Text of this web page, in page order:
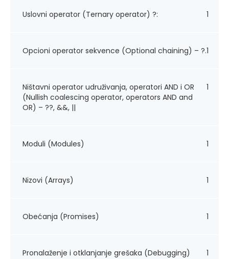
Uslovni operator (Ternary operator) ?: 1
Opcioni operator sekvence (Optional chaining) – ?.1
Ništavni operator udruživanja, operatori AND i OR
(Nullish coalescing operator, operators AND and
OR) – ??, &&, ||
1
Moduli (Modules) 1
Nizovi (Arrays) 1
Obećanja (Promises) 1
Pronalaženje i otklanjanje grešaka (Debugging) 1